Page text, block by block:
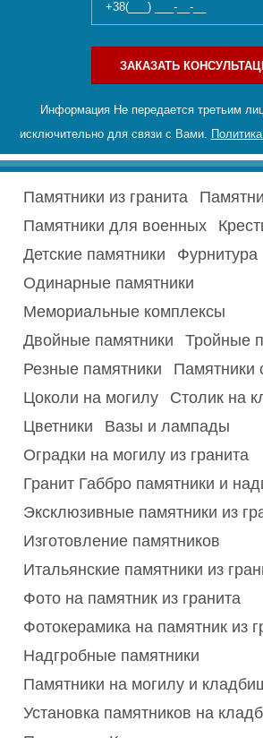
ЗАКАЗАТЬ
Информация Не передается третьим
исключительно для связи с Вами.
Памятники из гранита
Памятники для военных
Детские памятники
Фурнитура
Одинарные памятники
Мемориальные комплексы
Двойные памятники
Тройные
Резные памятники
Памятники
Цоколи на могилу
Столик на
Цветники
Вазы и лампады
Оградки на могилу из гранита
Гранит Габбро памятники и
Эксклюзивные памятники из
Изготовление памятников
Итальянские памятники из
Фото на памятник из гранита
Фотокерамика на памятник из
Надгробные памятники
Памятники на могилу и
Установка памятников на